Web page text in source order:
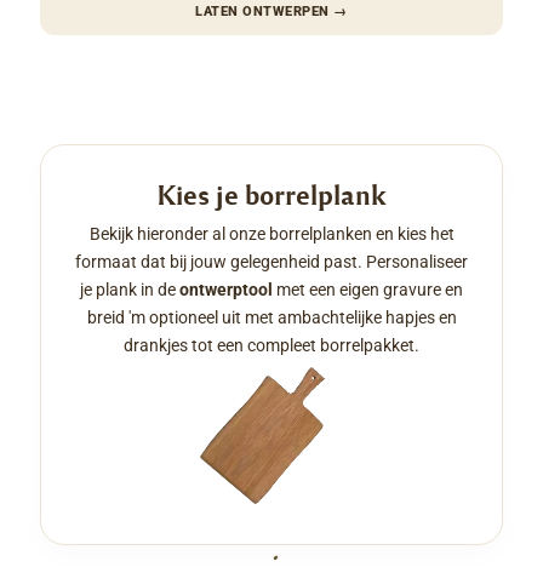
LATEN ONTWERPEN →
Kies je borrelplank
Bekijk hieronder al onze borrelplanken en kies het
formaat dat bij jouw gelegenheid past. Personaliseer
je plank in deontwerptool met een eigen gravure en
breid 'm optioneel uit met ambachtelijke hapjes en
drankjes tot een compleet borrelpakket.